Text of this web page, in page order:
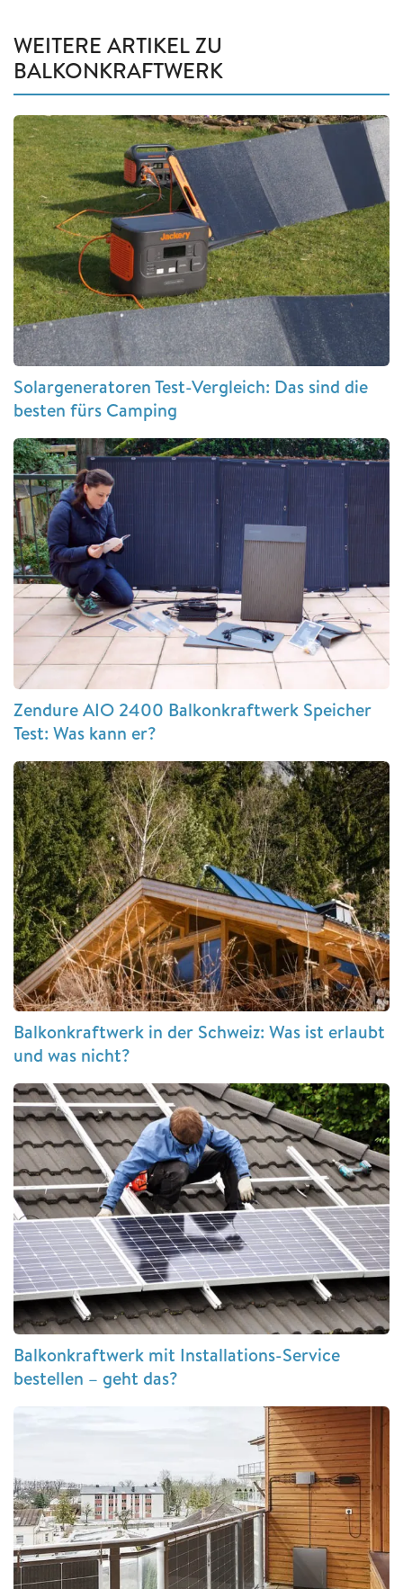
WEITERE ARTIKEL ZU
BALKONKRAFTWERK
Solargeneratoren Test-Vergleich: Das sind die
besten fürs Camping
Zendure AIO 2400 Balkonkraftwerk Speicher
Test: Was kann er?
Balkonkraftwerk in der Schweiz: Was ist erlaubt
und was nicht?
Balkonkraftwerk mit Installations-Service
bestellen – geht das?